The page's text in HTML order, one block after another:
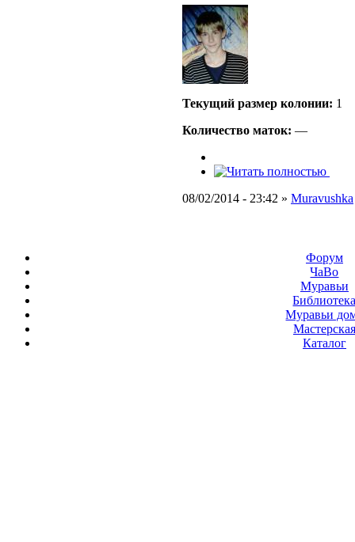
Текущий размер кoлонии: 1
Количество маток: —
08/02/2014 - 23:42 » Muravushka
Форум
ЧаВо
Муравьи
Муравьи
Мастерская
Каталог